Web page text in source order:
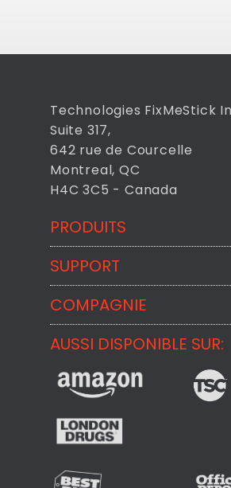
Technologies FixMeStick
Suite 317,
642 rue de Courcelle
Montreal, QC
H4C 3C5 - Canada
PRODUITS
FixMeStick
StartMeStick
BackMeUp
CheckMeMessage
SUPPORT
Contactez-nous par
Support
COMPAGNIE
À propos
Contact
Commentaires des
Politique de
AUSSI DISPONIBLE SUR: